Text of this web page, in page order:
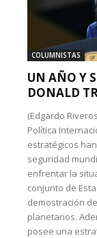
COLUMNISTAS
UN AÑO Y
DONALD
(Edgardo
Política
estratégicos
seguridad
enfrentar la
conjunto de
demostración
planetarios.
posee una